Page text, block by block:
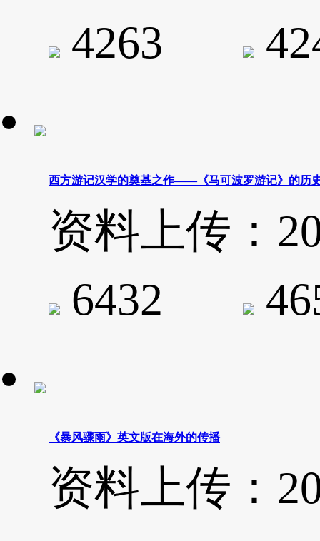
4263
西方游记汉学的奠基之作——《马可波罗游记》的历
资料上传：
6432
《暴风骤雨》英文版在海外的传播
资料上传：